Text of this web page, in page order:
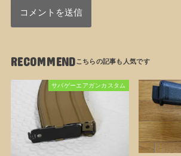
RECOMMEND
サバゲーエアガンカスタム